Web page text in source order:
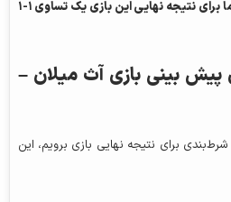
پیش‌بینی ما برای نتیجه نهایی این بازی یک تساوی ۱-۱
پیش بینی بازی آث میلان –
برای نتیجه نهایی بازی برویم، این